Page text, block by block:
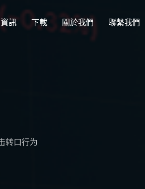
資訊 下載 關於我們 聯繫我們
转口行为